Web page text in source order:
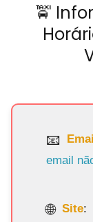
🚖
email
Site: